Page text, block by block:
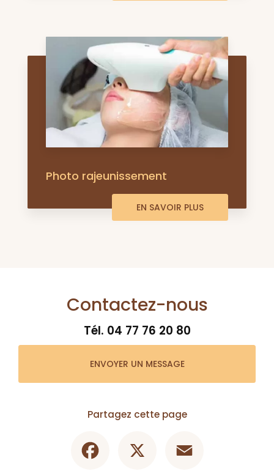
Photo rajeunissement
EN SAVOIR PLUS
Contactez-nous
Tél. 04 77 76 20 80
ENVOYER UN MESSAGE
Partagez cette page